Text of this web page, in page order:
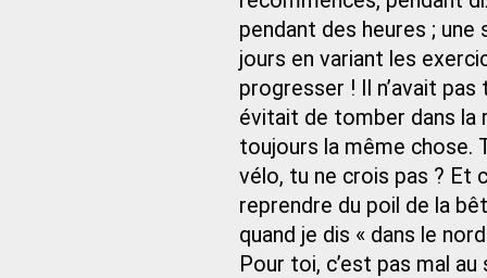
pendant des heures ;
jours en variant les
progresser ! Il n’avait
évitait de tomber dans la
toujours la même chose.
vélo, tu ne crois pas ? Et
reprendre du poil de la
quand je dis « dans le
Pour toi, c’est pas mal